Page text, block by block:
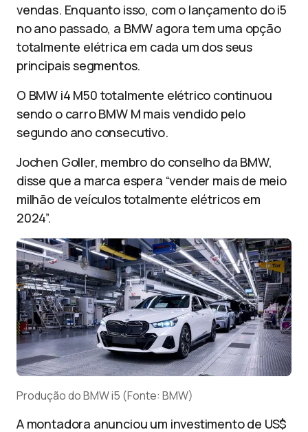
vendas. Enquanto isso, com o lançamento do i5
no ano passado, a BMW agora tem uma opção
totalmente elétrica em cada um dos seus
principais segmentos.
O BMW i4 M50 totalmente elétrico continuou
sendo o carro BMW M mais vendido pelo
segundo ano consecutivo.
Jochen Goller, membro do conselho da BMW,
disse que a marca espera “vender mais de meio
milhão de veículos totalmente elétricos em
2024”.
Produção do BMW i5 (Fonte: BMW)
A montadora anunciou um investimento de US$